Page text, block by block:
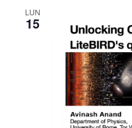
LUN
15